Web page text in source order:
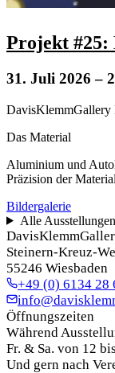
Projekt
31. Juli 2026 –
DavisKlemmGallery
Das Material
Aluminium und
Präzision der
Bildergalerie
Alle
Steinern-Kreuz-
55246 Wiesbaden
+49 (0) 6134 28
Öffnungszeiten
Während
Fr. & Sa. von 12
Und gern nach